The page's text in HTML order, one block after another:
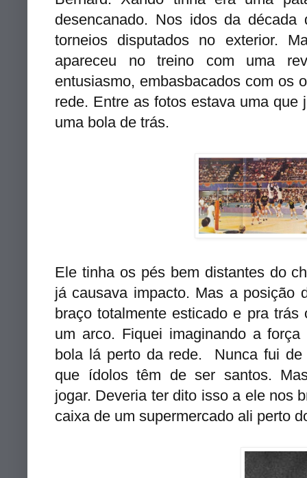
desencanado. Nos idos da
torneios disputados no exterior.
apareceu no treino com uma
entusiasmo, embasbacados com os
rede. Entre as fotos estava uma
uma bola de trás.
Ele tinha os pés bem distantes do
já causava impacto. Mas a posição
braço totalmente esticado e pra
um arco. Fiquei imaginando a
bola lá perto da rede. Nunca fui
que ídolos têm de ser santos.
jogar. Deveria ter dito isso a ele nos
caixa de um supermercado ali perto